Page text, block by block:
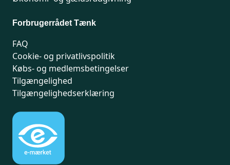
Forbrugerrådet Tænk
FAQ
Cookie- og privatlivspolitik
Købs- og medlemsbetingelser
Tilgængelighed
Tilgængelighedserklæring